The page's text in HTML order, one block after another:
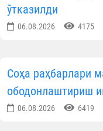
ўтказилди
06.08.2026 4175
Соҳа раҳбарлари
ободонлаштириш
06.08.2026 6419